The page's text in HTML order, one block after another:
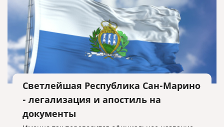
Светлейшая Республика Сан-Марино
- легализация и апостиль на
документы